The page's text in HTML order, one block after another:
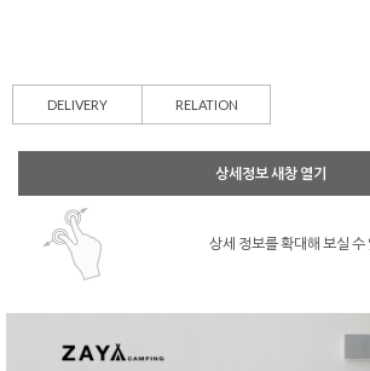
DELIVERY RELATION
상세정보 새창 열기
상세 정보를 확대해 보실 수